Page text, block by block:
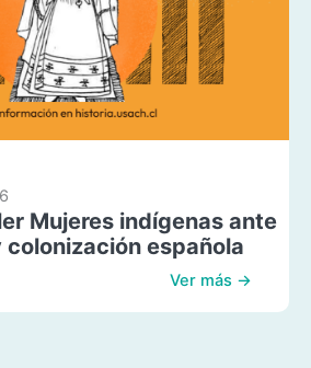
Mujeres indígenas ante
española
Ver más →